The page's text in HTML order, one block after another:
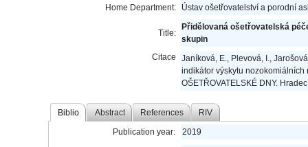
Home Department:
Ústav ošetřovatelství a porodní
Title:
Přidělovaná ošetřovatelská
skupin
Citace
Janíková, E., Plevová, I.,
indikátor výskytu nozokomiálních
OŠETŘOVATELSKÉ DNY.
Biblio Abstract References RIV
Publication year: 2019